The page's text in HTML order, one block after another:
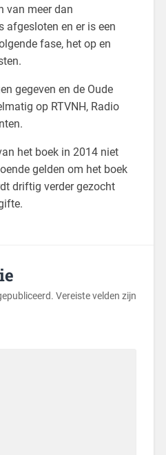
van meer dan
afgesloten en er is een
fase, het op en
gegeven en de Oude
op RTVNH, Radio
het boek in 2014 niet
gelden om het boek
driftig verder gezocht
Vereiste velden zijn